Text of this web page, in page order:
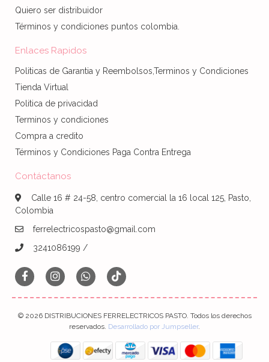
Quiero ser distribuidor
Términos y condiciones puntos colombia.
Enlaces Rapidos
Politicas de Garantia y Reembolsos,Terminos y Condiciones
Tienda Virtual
Politica de privacidad
Terminos y condiciones
Compra a credito
Términos y Condiciones Paga Contra Entrega
Contáctanos
Calle 16 # 24-58, centro comercial la 16 local 125, Pasto,
Colombia
ferrelectricospasto@gmail.com
3241086199 /
© 2026 DISTRIBUCIONES FERRELECTRICOS PASTO. Todos los derechos
reservados. Desarrollado por Jumpseller.